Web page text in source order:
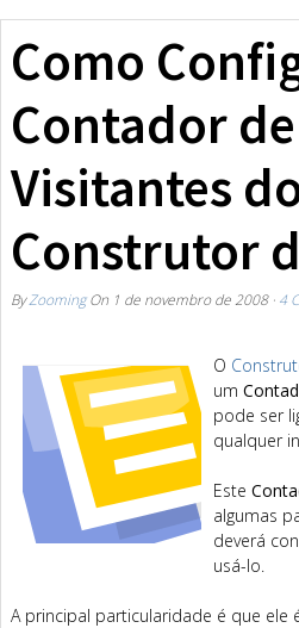
Como
Contador de
Visitantes
Construtor
ByZoomingOn 1 de novembro de 2008· 4
O
um
pode ser
qualquer
Este
algumas
deverá
usá-lo.
A principal particularidade é que ele